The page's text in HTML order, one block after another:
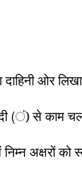
ओर
(ं) से काम
अक्षरों को